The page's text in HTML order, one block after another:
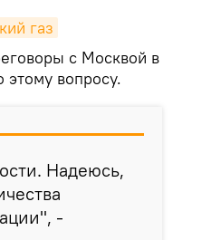
газ
с Москвой в
этому вопросу.
Надеюсь,
-